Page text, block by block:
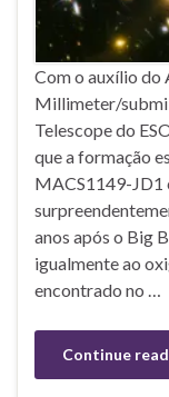
Com o auxílio do
Millimeter/
Telescope do
que a formação
MACS1149-JD1
anos após o Big
igualmente ao
encontrado no …
Continue